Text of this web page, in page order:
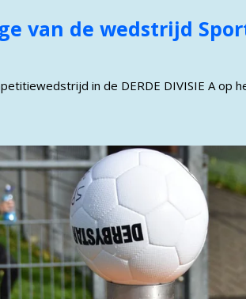
van de wedstrijd
in de DERDE DIVISIE A op